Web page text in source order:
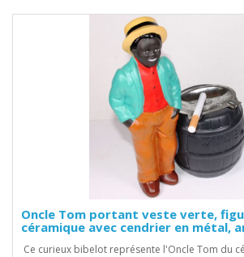
Oncle Tom portant veste verte,
céramique avec cendrier en métal,
Ce curieux bibelot représente l'Oncle Tom du